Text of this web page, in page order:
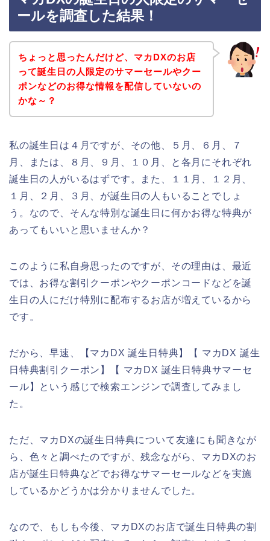
ールを調査した結果！
ちょっと思ったんだけど、マカDXのお店
って誕生日の人限定のサマーセールやクー
ポンなどのお得な情報を配信していないの
かな～？
私の誕生日は４月ですが、その他、５月、６月、７
月、または、８月、９月、１０月、と各月にそれぞれ
誕生日の人がいるはずです。また、１１月、１２月、
１月、２月、３月、が誕生日の人もいることでしょ
う。なので、そんな特別な誕生日に何かお得な特典が
あってもいいと思いませんか？
このように私自身思ったのですが、その理由は、最近
では、お得な割引クーポンやクーポンコードなどを誕
生日の人にだけ特別に配布するお店が増えているから
です。
だから、早速、【マカDX 誕生日特典】【 マカDX 誕生
日特典割引クーポン】【 マカDX 誕生日特典サマーセ
ール】という感じで検索エンジンで調査してみまし
た。
ただ、マカDXの誕生日特典について友達にも聞きなが
ら、色々と調べたのですが、残念ながら、マカDXのお
店が誕生日特典などでお得なサマーセールなどを実施
しているかどうかは分かりませんでした。
なので、もしも今後、マカDXのお店で誕生日特典の割